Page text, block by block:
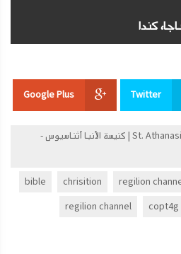
كندا
Twitter
Google Plus
St. Athanasius Church - Mississauga, CA | كنيسة الأنبا أثناسيوس -
regilion
chrisition
bible
regilion channel